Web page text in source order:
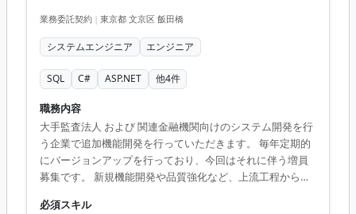
業務委託契約 | 東京都 文京区 飯田橋
システムエンジニア エンジニア
SQL C# ASP.NET 他4件
職務内容
大手監査法人 および 関連金融機関向けのシステム開発を行
う企業で追加機能開発を行っていただきます。 毎年定期的
にバージョンアップを行っており、今回はそれに伴う増員
募集です。 新規機能開発や品質強化など、上流工程から自
必須スキル